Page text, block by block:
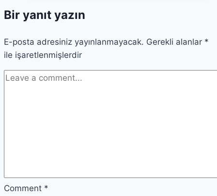
Bilimsel
Temeli
Bir yanıt yazın
E-posta adresiniz yayınlanmayacak. Gerekli alanlar *
ile işaretlenmişlerdir
Comment *